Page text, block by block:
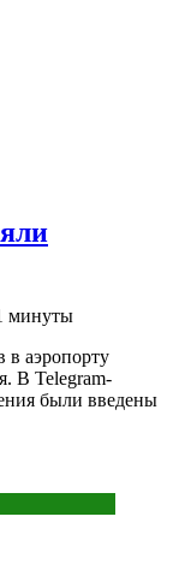
минуты
в аэропорту
В Telegram-
были введены